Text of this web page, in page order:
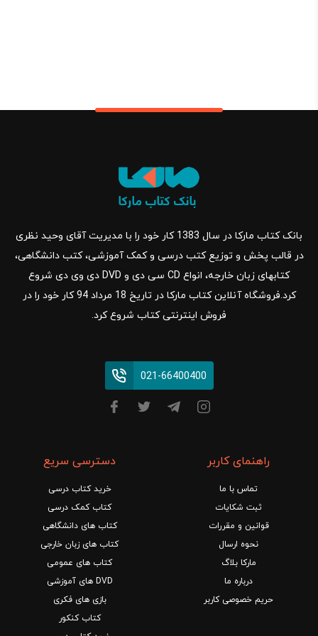
بانک کتاب مارکا در سال 1383 کار خود را با مدیریت آقای وحید نظری
در قالب پخش و توزیع کتب درسی و کمک آموزشی، کتب دانشگاهی،
کتابهای زبان خارجه، انواع CD سی دی و DVD دی وی دی شروع
کرد.فروشگاه آنلاین کتاب مارکا در تاریخ 18 مرداد 94 کار خود را در
فروش اینترنتی کتاب شروع کرد.
021-66400400
راهنمای کاربر
تماس با ما
ثبت شکایات
قوانین و مقررات
نحوه ارسال
مارکا بلاگ
درباره ما
حریم خصوصی کاربر
دسترسی سریع
خرید کتاب درسی
کتاب کمک درسی
کتاب های دانشگاهی
کتاب های زبان خارجی
کتاب های عمومی
DVD های آموزشی
بازی های فکری
کتاب کنکور